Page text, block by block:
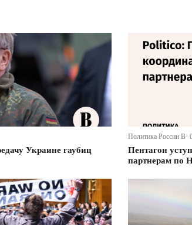
Украине гаубиц
Политика России В·
Пентагон
партнерам по